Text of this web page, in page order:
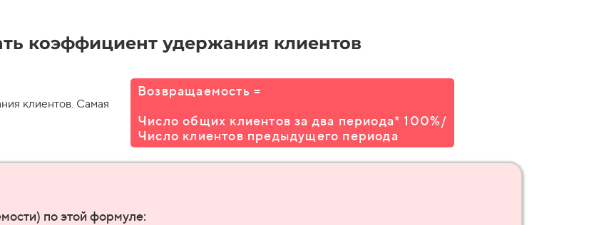
коэффициент удержания клиентов
клиентов. Самая
Возвращаемость =
Число общих клиентов за два периода* 100%/
Число клиентов предыдущего периода
по этой формуле: